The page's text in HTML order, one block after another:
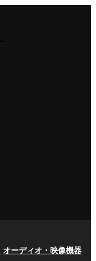
オーディオ・映像機器